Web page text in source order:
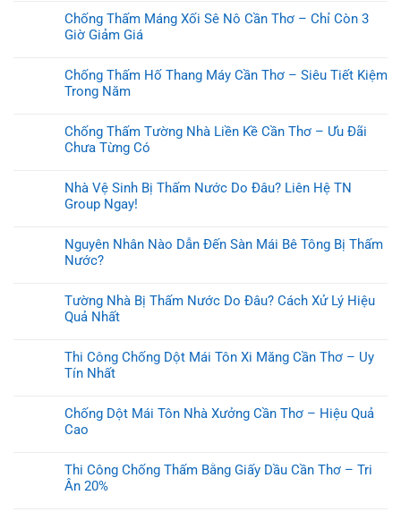
Chống Thấm Máng Xối Sê Nô Cần Thơ – Chỉ Còn 3
Giờ Giảm Giá
Chống Thấm Hố Thang Máy Cần Thơ – Siêu Tiết Kiệm
Trong Năm
Chống Thấm Tường Nhà Liền Kề Cần Thơ – Ưu Đãi
Chưa Từng Có
Nhà Vệ Sinh Bị Thấm Nước Do Đâu? Liên Hệ TN
Group Ngay!
Nguyên Nhân Nào Dẫn Đến Sàn Mái Bê Tông Bị Thấm
Nước?
Tường Nhà Bị Thấm Nước Do Đâu? Cách Xử Lý Hiệu
Quả Nhất
Thi Công Chống Dột Mái Tôn Xi Măng Cần Thơ – Uy
Tín Nhất
Chống Dột Mái Tôn Nhà Xưởng Cần Thơ – Hiệu Quả
Cao
Thi Công Chống Thấm Bằng Giấy Dầu Cần Thơ – Tri
Ân 20%